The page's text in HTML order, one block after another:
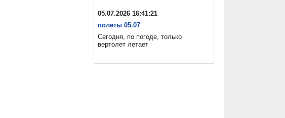
05.07.2026 16:41:21
полеты 05.07
Сегодня, по погоде, только
вертолет летает